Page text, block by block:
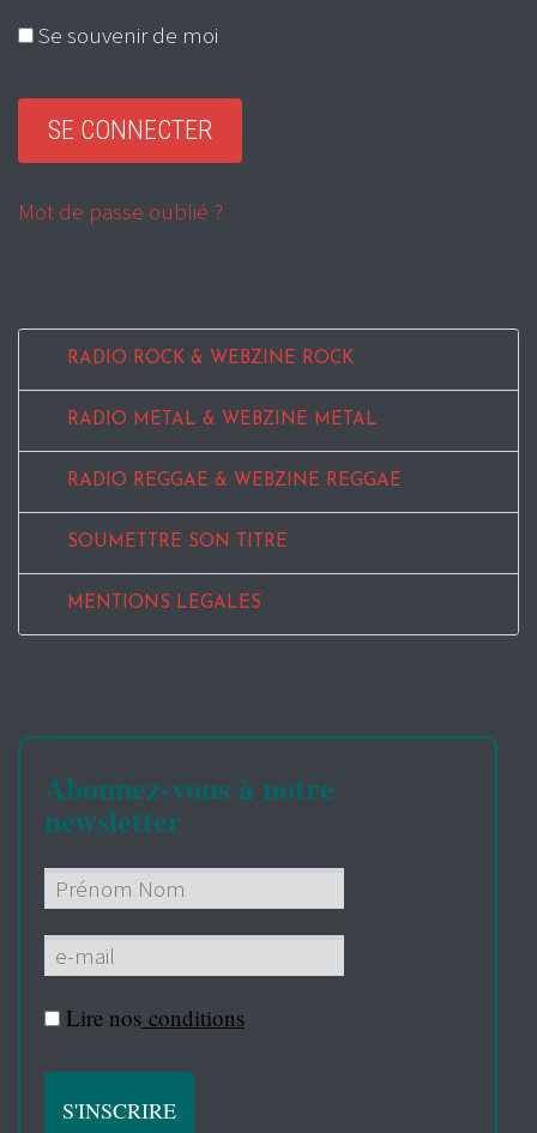
Se souvenir de moi
Mot de passe oublié ?
RADIO ROCK & WEBZINE ROCK
RADIO METAL & WEBZINE METAL
RADIO REGGAE & WEBZINE REGGAE
SOUMETTRE SON TITRE
MENTIONS LEGALES
Abonnez-vous à notre
newsletter
Lire nos conditions